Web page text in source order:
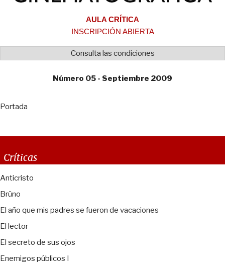
AULA CRÍTICA
INSCRIPCIÓN ABIERTA
Consulta las condiciones
Número 05 - Septiembre 2009
Portada
Críticas
Anticristo
Brüno
El año que mis padres se fueron de vacaciones
El lector
El secreto de sus ojos
Enemigos públicos I